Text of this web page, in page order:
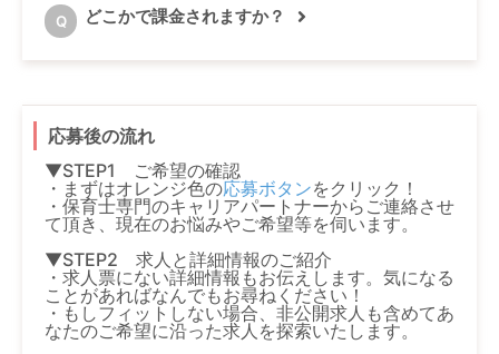
Q どこかで課金されますか？
応募後の流れ
▼STEP1 ご希望の確認
・まずはオレンジ色の応募ボタンをクリック！
・保育士専門のキャリアパートナーからご連絡させ
て頂き、現在のお悩みやご希望等を伺います。
▼STEP2 求人と詳細情報のご紹介
・求人票にない詳細情報もお伝えします。気になる
ことがあればなんでもお尋ねください！
・もしフィットしない場合、非公開求人も含めてあ
なたのご希望に沿った求人を探索いたします。